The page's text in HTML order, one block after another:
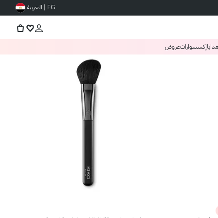
EG | العربية
إكسسواراتعروض